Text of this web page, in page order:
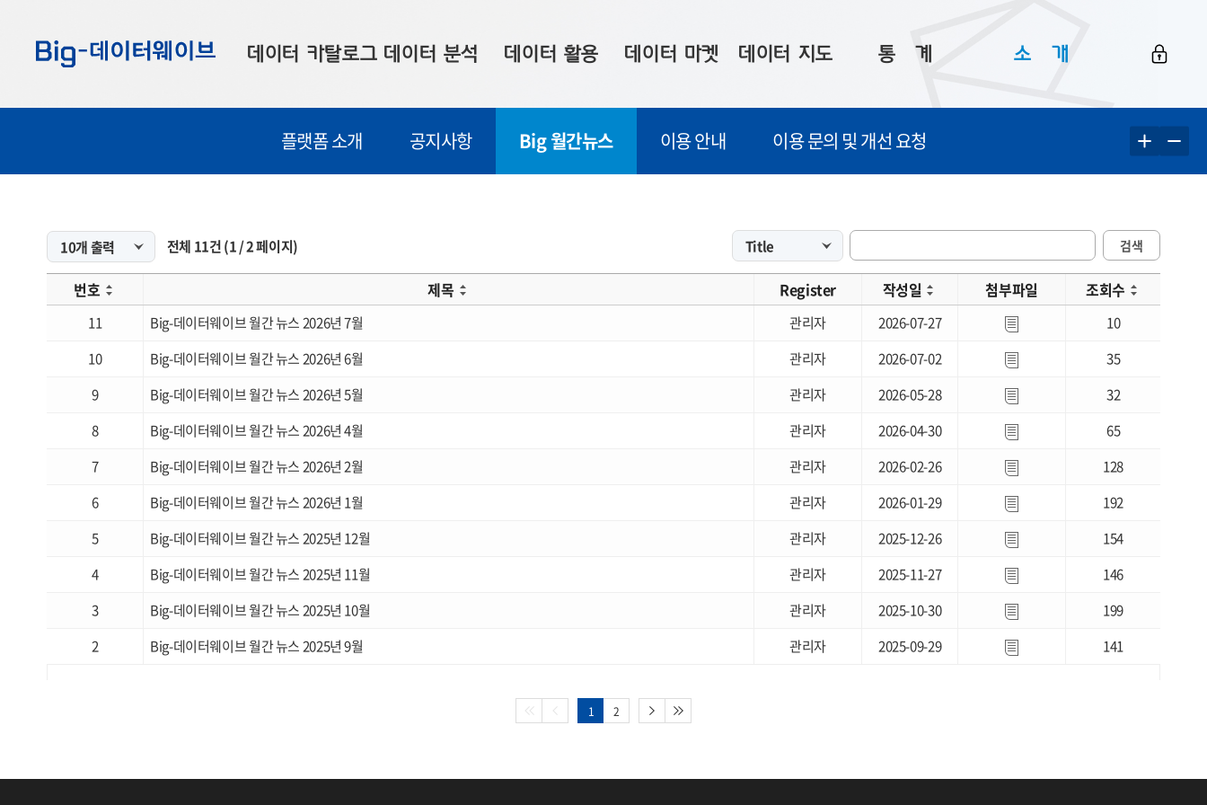
기
기
기
데이터 카탈로그
부산데이터
데이터 제공 신청
데이터 분석
우수사례
데이터 활용
시각화 서비스
데이터 마켓
맞춤형 의뢰
데이터 지도
데이터 현황
시민 공감지도
소상공인365
통ㅤ계
통계로 보는 부산
통계 알림
통계 관련 정보
소ㅤ개
이용 안내
이용 문의 및 개선 요청
플랫폼 소개 공지사항 Big 월간뉴스 이용 안내 이용 문의 및 개선 요청
전체 11건(1/2페이지) 검색
번호 제목 Register 작성일 첨부파일 조회수
11 Big-데이터웨이브 월간 뉴스 2026년 7월 관리자 2026-07-27
10
10
Big-데이터웨이브 월간 뉴스 2026년 6월 관리자 2026-07-02
35
9
Big-데이터웨이브 월간 뉴스 2026년 5월 관리자 2026-05-28
32
8
Big-데이터웨이브 월간 뉴스 2026년 4월 관리자 2026-04-30
65
7
Big-데이터웨이브 월간 뉴스 2026년 2월 관리자 2026-02-26
128
6
Big-데이터웨이브 월간 뉴스 2026년 1월 관리자 2026-01-29
192
5
Big-데이터웨이브 월간 뉴스 2025년 12월 관리자 2025-12-26
154
4
Big-데이터웨이브 월간 뉴스 2025년 11월 관리자 2025-11-27
146
3
Big-데이터웨이브 월간 뉴스 2025년 10월 관리자 2025-10-30
199
2
Big-데이터웨이브 월간 뉴스 2025년 9월 관리자 2025-09-29 141
1 2